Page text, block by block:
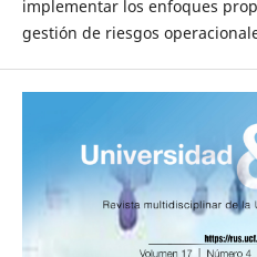
implementar los enfoques
gestión de riesgos